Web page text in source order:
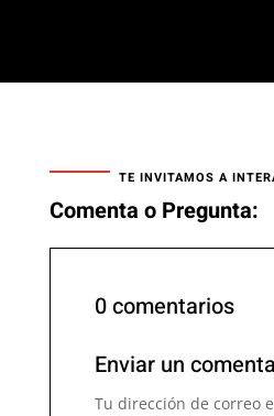
TE INVITAMOS A
Comenta o Pregunta:
0 comentarios
Enviar un
Tu dirección de correo